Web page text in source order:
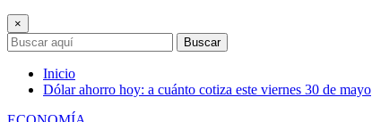
×
Buscar
Inicio
Dólar ahorro hoy: a cuánto cotiza este viernes 30 de mayo